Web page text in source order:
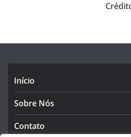
Início
Sobre Nós
Contato